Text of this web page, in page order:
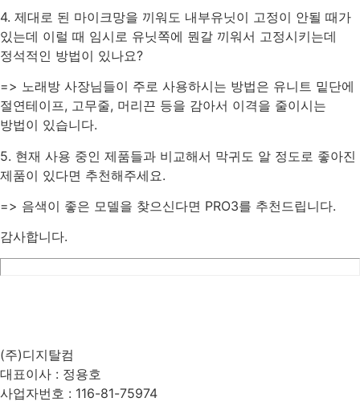
4. 제대로 된 마이크망을 끼워도 내부유닛이 고정이 안될 때가
있는데 이럴 때 임시로 유닛쪽에 뭔갈 끼워서 고정시키는데
정석적인 방법이 있나요?
=> 노래방 사장님들이 주로 사용하시는 방법은 유니트 밑단에
절연테이프, 고무줄, 머리끈 등을 감아서 이격을 줄이시는
방법이 있습니다.
5. 현재 사용 중인 제품들과 비교해서 막귀도 알 정도로 좋아진
제품이 있다면 추천해주세요.
=> 음색이 좋은 모델을 찾으신다면 PRO3를 추천드립니다.
감사합니다.
(주)디지탈컴
대표이사 : 정용호
사업자번호 : 116-81-75974